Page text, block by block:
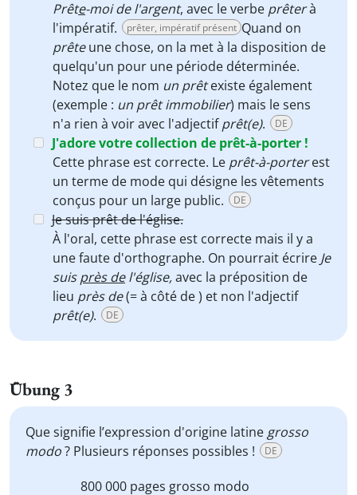
Prête-moi de l'argent, avec le verbe prêterà
l'impératif.
prêter, impératif présent Quand on
prêteune chose, on la met à la disposition de
quelqu'un pour une période déterminée.
Notez que le nom un prêtexiste également
(exemple : un prêt immobilier) mais le sens
n'a rien à voir avec l'adjectifprêt(e). DE
J'adore votre collection de prêt-à-porter !
Cette phrase est correcte. Le prêt-à-porterest
un terme de mode qui désigne les vêtements
conçus pour un large public.
DE
Je suis prêt de l'église.
À l'oral, cette phrase est correcte mais il y a
une faute d'orthographe. On pourrait écrire Je
suisprès del'église,avec la préposition de
lieu près de(= à côté de ) et non l'adjectif
prêt(e). DE
Übung 3
Que signifie l’expression d'origine latine grosso
modo? Plusieurs réponses possibles ! DE
800 000 pages grosso modo